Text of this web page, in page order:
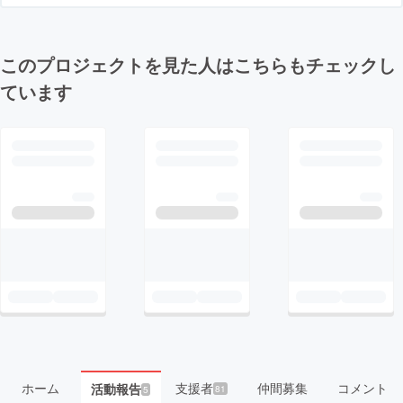
このプロジェクトを見た人はこちらもチェックし
ています
ホーム 活動報告5 支援者81 仲間募集 コメント